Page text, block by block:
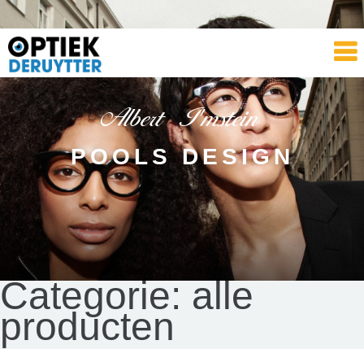
Albert I'mstein
POOLS DESIGN
Categorie:alle
producten